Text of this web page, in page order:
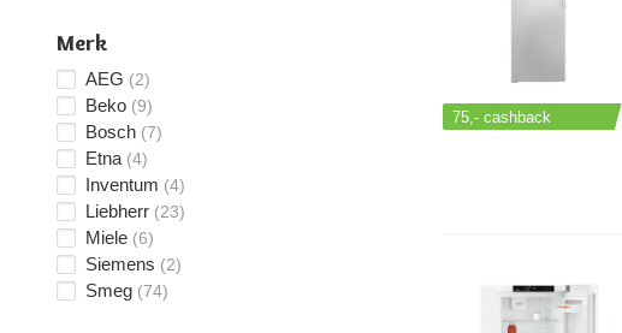
75,- cashback
Merk
AEG (2)
Beko (9)
Bosch (7)
Etna (4)
Inventum (4)
Liebherr (23)
Miele (6)
Siemens (2)
Smeg (74)